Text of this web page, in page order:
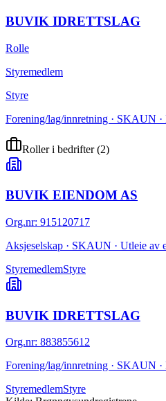
BUVIK IDRETTSLAG
Rolle
Styremedlem
Styre
Forening/lag/innretning · SKAUN
Roller i bedrifter(2)
BUVIK EIENDOM AS
Org.nr: 915120717
Aksjeselskap · SKAUN · Utleie av
StyremedlemStyre
BUVIK IDRETTSLAG
Org.nr: 883855612
Forening/lag/innretning · SKAUN
StyremedlemStyre